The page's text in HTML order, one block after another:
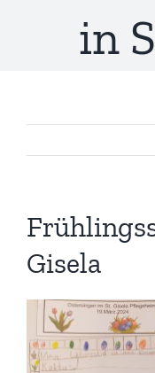
in
Gisela